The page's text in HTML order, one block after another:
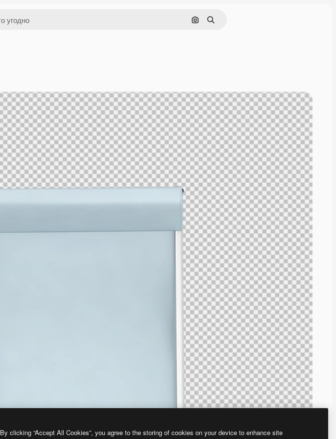
Поиск по изображению
Поиск
By clicking “Accept All Cookies”, you agree to the storing of cookies on your device to enhance site